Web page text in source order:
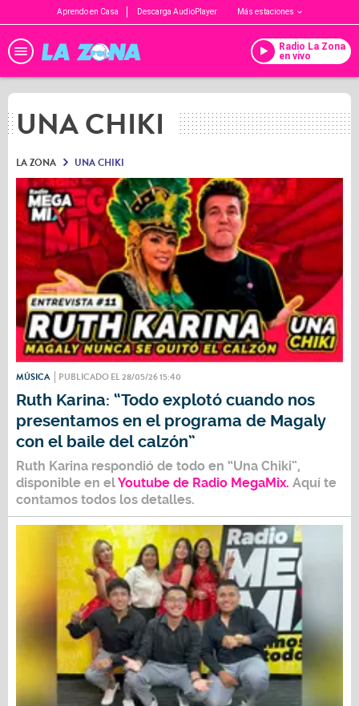
Aprendo en Casa Descarga AudioPlayer Más estaciones
Radio La Zona
en vivo
UNA CHIKI
LA ZONA UNA CHIKI
MÚSICA PUBLICADO EL 28/05/26 15:40
Ruth Karina: “Todo explotó cuando nos
presentamos en el programa de Magaly
con el baile del calzón”
Ruth Karina respondió de todo en “Una Chiki”,
disponible en elYoutube de Radio MegaMix. Aquí te
contamos todos los detalles.